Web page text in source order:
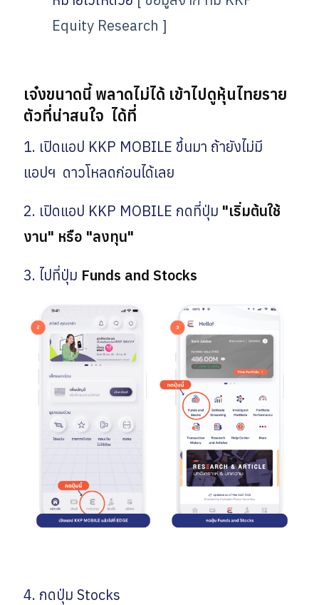
Equity Research ]
เจ๋งขนาดนี้ พลาดไม่ได้ เข้าไปดูหุ้นไทยราย
ตัวที่น่าสนใจ ได้ที่
1. เปิดแอป KKP MOBILE ขึ้นมา ถ้ายังไม่มี
แอปฯ ดาวโหลดก่อนได้เลย
2. เปิดแอป KKP MOBILE กดที่ปุ่ม "เริ่มต้นใช้
งาน" หรือ "ลงทุน"
3. ไปที่ปุ่ม Funds and Stocks
4. กดปุ่ม Stocks